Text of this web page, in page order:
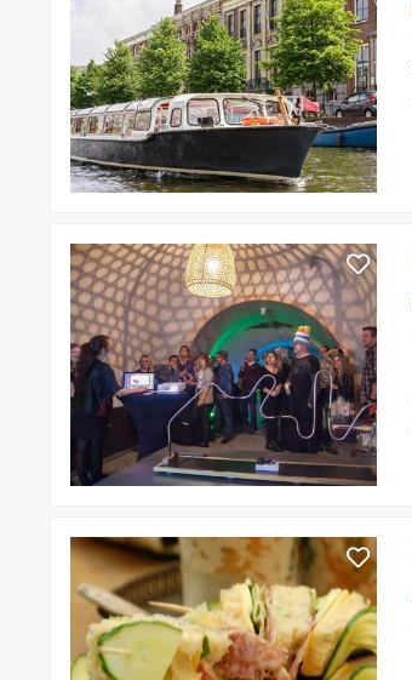
Wandelen,
Varen
Dinerspel
Game
Show
Floating
lunch